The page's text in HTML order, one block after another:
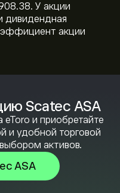
Scatec ASA
и приобретайте
и удобной торговой
активов.
ASA
У акции
дивидендная
акции